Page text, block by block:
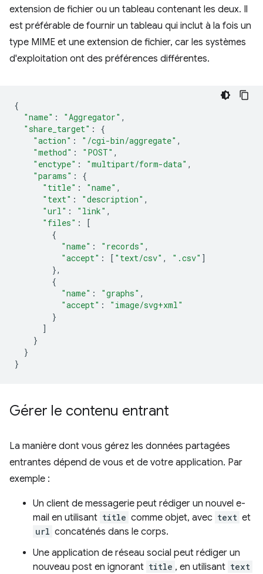
extension de fichier ou un tableau contenant les deux. Il
est préférable de fournir un tableau qui inclut à la fois un
type MIME et une extension de fichier, car les systèmes
d'exploitation ont des préférences différentes.
{
"name" : "Aggregator" ,
"share_target" :
{
"action" : "/cgi-bin/aggregate" ,
"method" : "POST" ,
"enctype" : "multipart/form-data" ,
"params" :
{
"title" : "name" ,
"text" : "description" ,
"url" : "link" ,
"files" :
[
{
"name" : "records" ,
"accept" : [ "text/csv" , ".csv" ]
},
{
"name" : "graphs" ,
"accept" :
"image/svg+xml"
}
]
}
}
}
Gérer le contenu entrant
La manière dont vous gérez les données partagées
entrantes dépend de vous et de votre application. Par
exemple :
Un client de messagerie peut rédiger un nouvel e-
mail en utilisant title comme objet, avec text et
url concaténés dans le corps.
Une application de réseau social peut rédiger un
nouveau post en ignorant title , en utilisant text